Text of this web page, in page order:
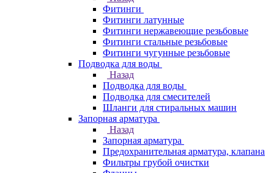
Фитинги
Фитинги латунные
Фитинги нержавеющие резьбовые
Фитинги стальные резьбовые
Фитинги чугунные резьбовые
Подводка для воды
Назад
Подводка для воды
Подводка для смесителей
Шланги для стиральных машин
Запорная арматура
Назад
Запорная арматура
Предохранительная арматура, клапана
Фильтры грубой очистки